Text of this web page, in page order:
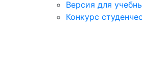
Версия для
Конкурс